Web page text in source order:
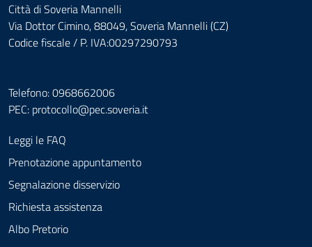
Città di Soveria Mannelli
Via Dottor Cimino, 88049, Soveria Mannelli (CZ)
Codice fiscale / P. IVA:00297290793
Telefono: 0968662006
PEC: protocollo@pec.soveria.it
Leggi le FAQ
Prenotazione appuntamento
Segnalazione disservizio
Richiesta assistenza
Albo Pretorio